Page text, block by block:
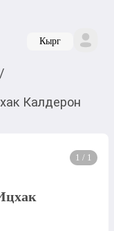
Кырг
/
Калдерон
1 / 1